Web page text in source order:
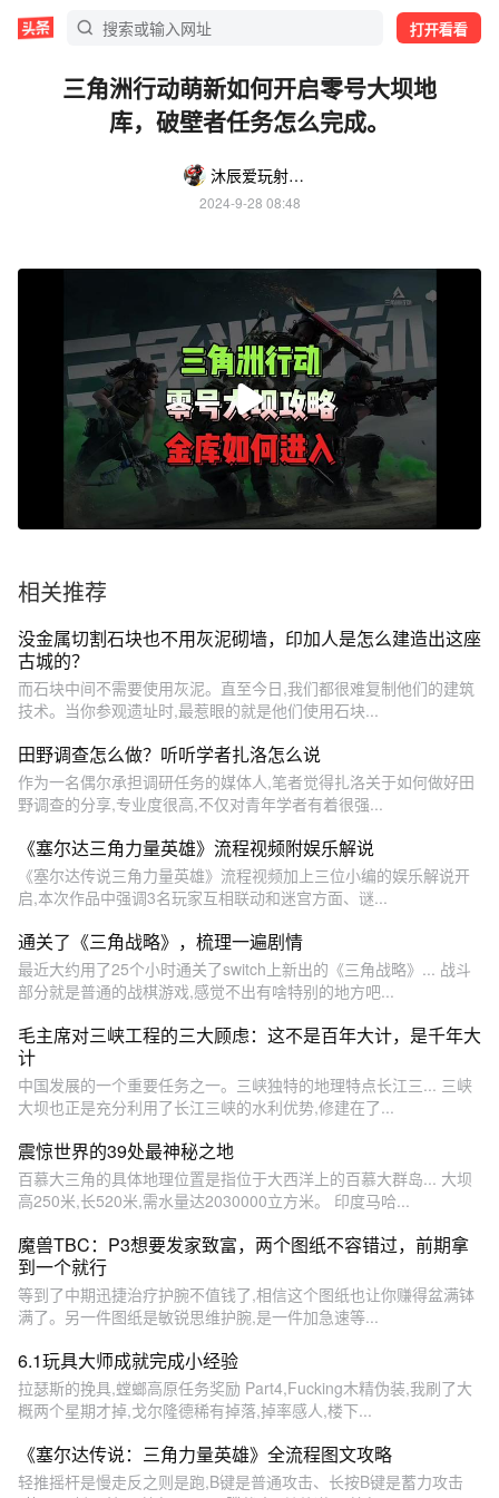
打开看看
三角洲行动萌新如何开启零号大坝地
库，破壁者任务怎么完成。
沐辰爱玩射击游戏
2024-9-28 08:48
相关推荐
没金属切割石块也不用灰泥砌墙，印加人是怎么建造出这座
古城的？
而石块中间不需要使用灰泥。直至今日,我们都很难复制他们的建筑
技术。当你参观遗址时,最惹眼的就是他们使用石块...
田野调查怎么做？听听学者扎洛怎么说
作为一名偶尔承担调研任务的媒体人,笔者觉得扎洛关于如何做好田
野调查的分享,专业度很高,不仅对青年学者有着很强...
《塞尔达三角力量英雄》流程视频附娱乐解说
《塞尔达传说三角力量英雄》流程视频加上三位小编的娱乐解说开
启,本次作品中强调3名玩家互相联动和迷宫方面、谜...
通关了《三角战略》，梳理一遍剧情
最近大约用了25个小时通关了switch上新出的《三角战略》... 战斗
部分就是普通的战棋游戏,感觉不出有啥特别的地方吧...
毛主席对三峡工程的三大顾虑：这不是百年大计，是千年大
计
中国发展的一个重要任务之一。三峡独特的地理特点长江三... 三峡
大坝也正是充分利用了长江三峡的水利优势,修建在了...
震惊世界的39处最神秘之地
百慕大三角的具体地理位置是指位于大西洋上的百慕大群岛... 大坝
高250米,长520米,需水量达2030000立方米。 印度马哈...
魔兽TBC：P3想要发家致富，两个图纸不容错过，前期拿
到一个就行
等到了中期迅捷治疗护腕不值钱了,相信这个图纸也让你赚得盆满钵
满了。另一件图纸是敏锐思维护腕,是一件加急速等...
6.1玩具大师成就完成小经验
拉瑟斯的挽具,螳螂高原任务奖励 Part4,Fucking木精伪装,我刷了大
概两个星期才掉,戈尔隆德稀有掉落,掉率感人,楼下...
《塞尔达传说：三角力量英雄》全流程图文攻略
轻推摇杆是慢走反之则是跑,B键是普通攻击、长按B键是蓄力攻击